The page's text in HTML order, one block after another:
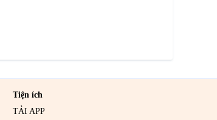
Tiện ích
TẢI APP